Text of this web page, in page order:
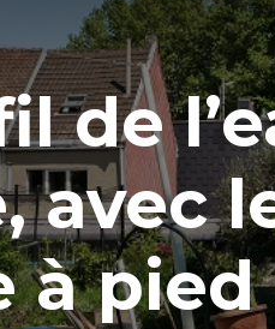
de
avec
à pied